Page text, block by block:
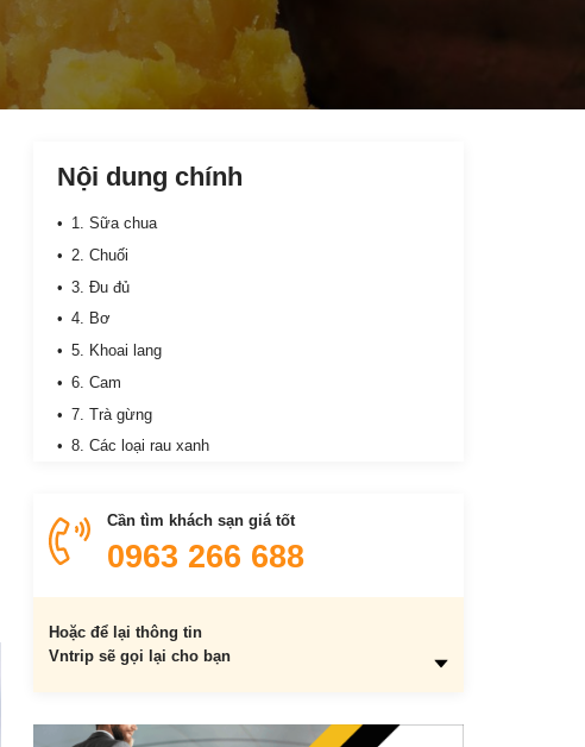
Nội dung chính
1. Sữa chua
2. Chuối
3. Đu đủ
4. Bơ
5. Khoai lang
6. Cam
7. Trà gừng
8. Các loại rau xanh
10. Nước chanh nóng
Cần tìm khách sạn giá tốt
0963 266 688
Hoặc để lại thông tin
Vntrip sẽ gọi lại cho bạn